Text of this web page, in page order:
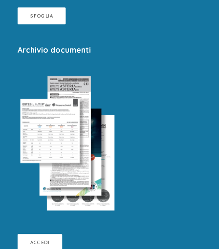
SFOGLIA
Archivio documenti
ACCEDI